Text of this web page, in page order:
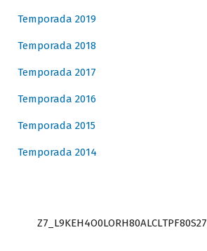
Temporada 2019
Temporada 2018
Temporada 2017
Temporada 2016
Temporada 2015
Temporada 2014
Z7_L9KEH4O0LORH80ALCLTPF80S27